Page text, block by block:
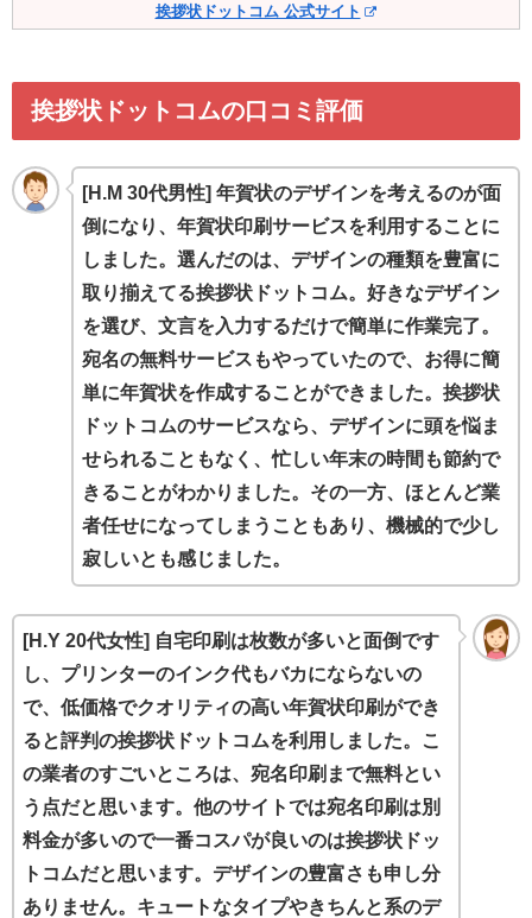
挨拶状ドットコム 公式サイト
挨拶状ドットコムの口コミ評価
[H.M 30代男性] 年賀状のデザインを考えるのが面
倒になり、年賀状印刷サービスを利用することに
しました。選んだのは、デザインの種類を豊富に
取り揃えてる挨拶状ドットコム。好きなデザイン
を選び、文言を入力するだけで簡単に作業完了。
宛名の無料サービスもやっていたので、お得に簡
単に年賀状を作成することができました。挨拶状
ドットコムのサービスなら、デザインに頭を悩ま
せられることもなく、忙しい年末の時間も節約で
きることがわかりました。その一方、ほとんど業
者任せになってしまうこともあり、機械的で少し
寂しいとも感じました。
[H.Y 20代女性] 自宅印刷は枚数が多いと面倒です
し、プリンターのインク代もバカにならないの
で、低価格でクオリティの高い年賀状印刷ができ
ると評判の挨拶状ドットコムを利用しました。こ
の業者のすごいところは、宛名印刷まで無料とい
う点だと思います。他のサイトでは宛名印刷は別
料金が多いので一番コスパが良いのは挨拶状ドッ
トコムだと思います。デザインの豊富さも申し分
ありません。キュートなタイプやきちんと系のデ